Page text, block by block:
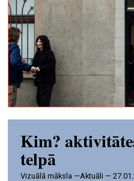
Kim?
telpā
vizuālā māksla —Aktuāli —